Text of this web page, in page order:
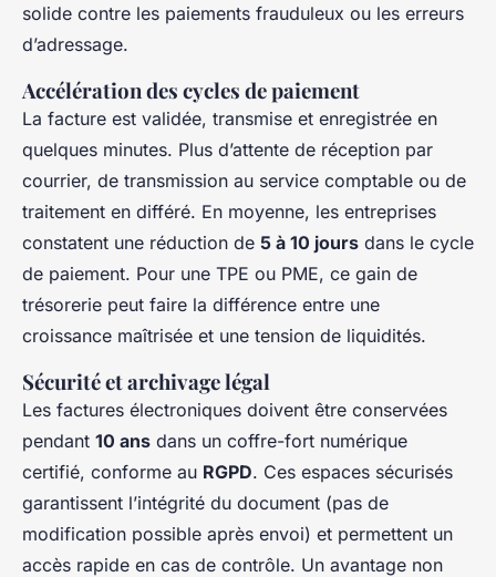
solide contre les paiements frauduleux ou les erreurs
d’adressage.
Accélération des cycles de paiement
La facture est validée, transmise et enregistrée en
quelques minutes. Plus d’attente de réception par
courrier, de transmission au service comptable ou de
traitement en différé. En moyenne, les entreprises
constatent une réduction de 5 à 10 jours dans le cycle
de paiement. Pour une TPE ou PME, ce gain de
trésorerie peut faire la différence entre une
croissance maîtrisée et une tension de liquidités.
Sécurité et archivage légal
Les factures électroniques doivent être conservées
pendant 10 ans dans un coffre-fort numérique
certifié, conforme au RGPD. Ces espaces sécurisés
garantissent l’intégrité du document (pas de
modification possible après envoi) et permettent un
accès rapide en cas de contrôle. Un avantage non